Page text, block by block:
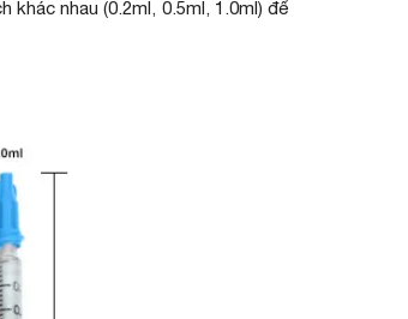
khác nhau (0.2ml, 0.5ml, 1.0ml) để